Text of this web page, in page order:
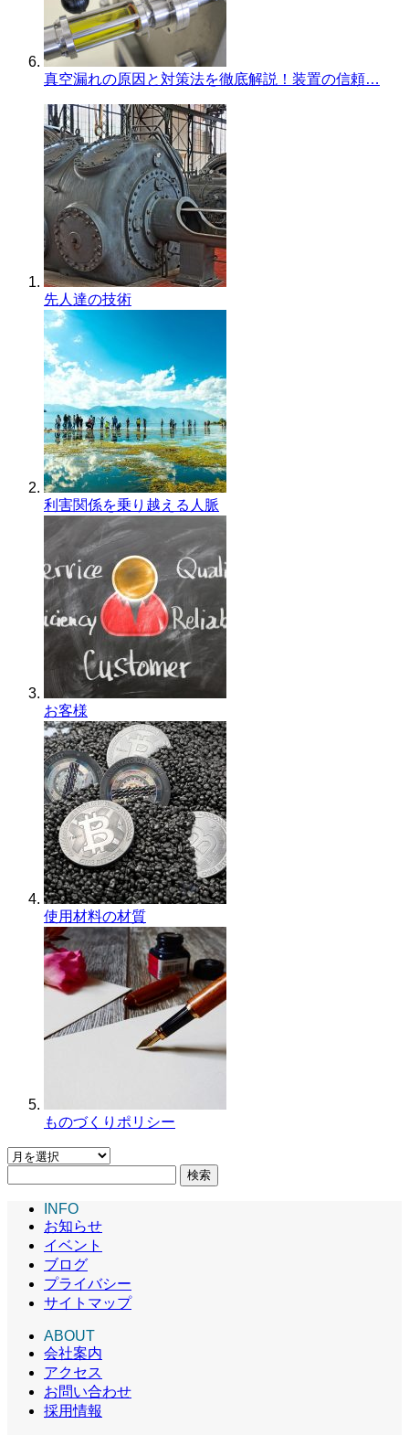
真空漏れの原因と対策法を徹底解説！装置の信頼…
先人達の技術
利害関係を乗り越える人脈
お客様
使用材料の材質
ものづくりポリシー
INFO
お知らせ
イベント
ブログ
プライバシー
サイトマップ
ABOUT
会社案内
アクセス
お問い合わせ
採用情報